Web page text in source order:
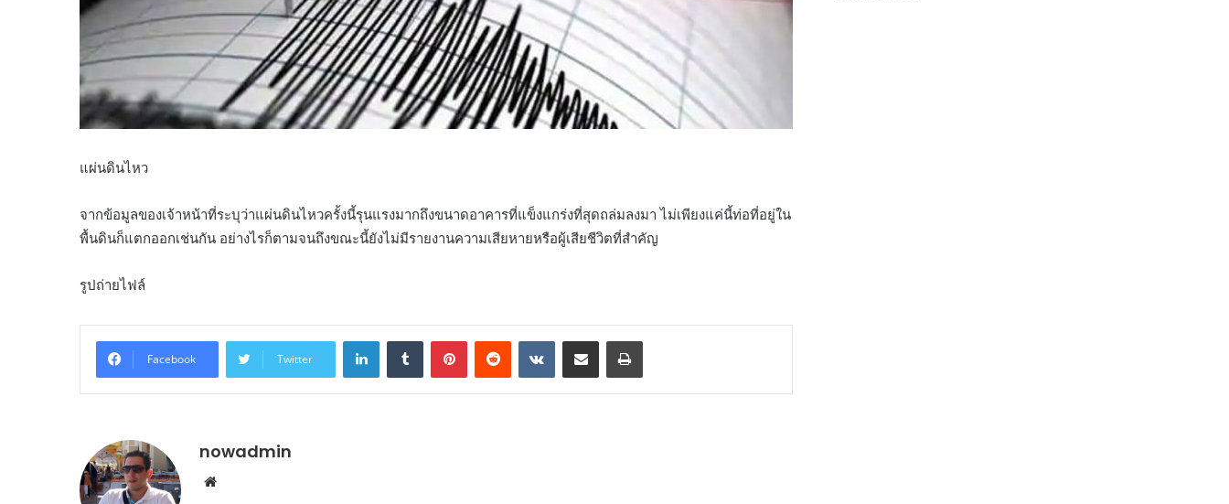
แผ่นดินไหว
จากข้อมูลของเจ้าหน้าที่ระบุว่าแผ่นดินไหวครั้งนี้รุนแรงมากถึงขนาดอาคารที่แข็งแกร่งที่สุดถล่มลงมา ไม่เพียงแค่นี้ท่อที่อยู่ใน
พื้นดินก็แตกออกเช่นกัน อย่างไรก็ตามจนถึงขณะนี้ยังไม่มีรายงานความเสียหายหรือผู้เสียชีวิตที่สำคัญ
รูปถ่ายไฟล์
Facebook Twitter
LinkedInTumblr PinterestReddit VKontakteShare via Email Print
nowadmin
Website